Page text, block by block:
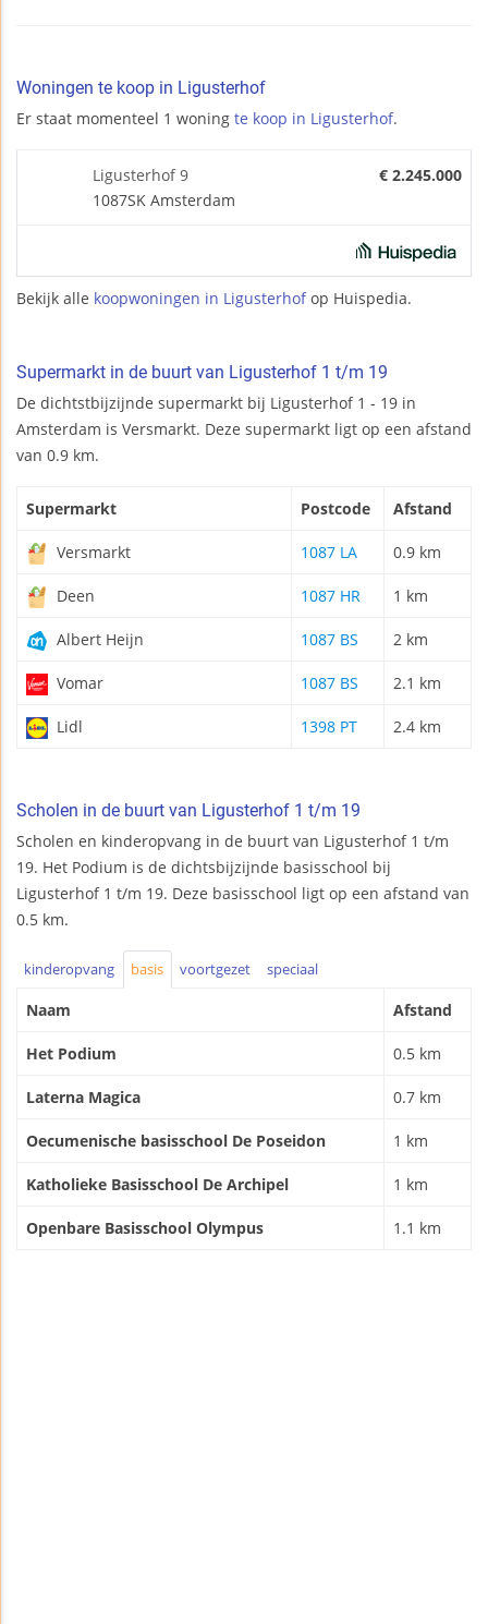
Woningen te koop in Ligusterhof
Er staat momenteel 1 woning te koop in Ligusterhof.
Ligusterhof 9
1087SK Amsterdam
€ 2.245.000
Bekijk alle koopwoningen in Ligusterhofop Huispedia.
Supermarkt in de buurt van Ligusterhof 1 t/m 19
De dichtstbijzijnde supermarkt bij Ligusterhof 1 - 19 in
Amsterdam is Versmarkt. Deze supermarkt ligt op een afstand
van 0.9 km.
Supermarkt Postcode Afstand
Versmarkt 1087 LA 0.9 km
Deen 1087 HR 1 km
Albert Heijn 1087 BS 2 km
Vomar 1087 BS 2.1 km
Lidl 1398 PT 2.4 km
Scholen in de buurt van Ligusterhof 1 t/m 19
Scholen en kinderopvang in de buurt van Ligusterhof 1 t/m
19. Het Podium is de dichtsbijzijnde basisschool bij
Ligusterhof 1 t/m 19. Deze basisschool ligt op een afstand van
0.5 km.
kinderopvang basis voortgezet speciaal
Naam Afstand
Het Podium 0.5 km
Laterna Magica 0.7 km
Oecumenische basisschool De Poseidon 1 km
Katholieke Basisschool De Archipel 1 km
Openbare Basisschool Olympus 1.1 km